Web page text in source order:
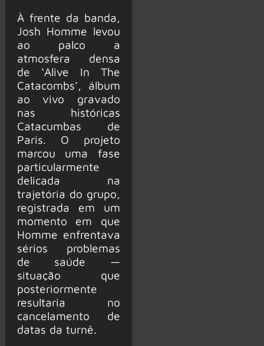
À frente da banda,
Josh Homme levou
ao palco a
atmosfera densa
de ‘Alive In The
Catacombs’, álbum
ao vivo gravado
nas históricas
Catacumbas de
Paris. O projeto
marcou uma fase
particularmente
delicada na
trajetória do grupo,
registrada em um
momento em que
Homme enfrentava
sérios problemas
de saúde —
situação que
posteriormente
resultaria no
cancelamento de
datas da turnê.